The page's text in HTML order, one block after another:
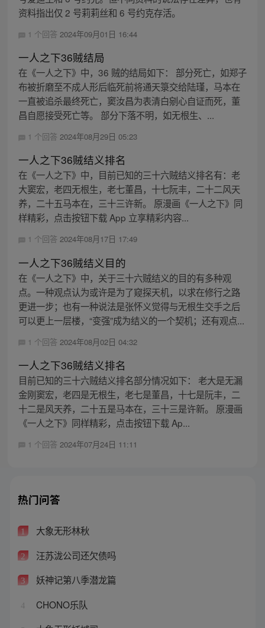
资料指出仅 2 号莉莉丝和 6 号约克存活。
1 个回答 2024年09月01日 16:44
一人之下36贼结局
在《一人之下》中，36 贼的结局如下： 部分死亡，如郑子
布被折磨至不成人形后临死前将通天箓交给陆瑾，马本在
一直被追杀最终死亡，窦汝昌为表清白剜心自证而死，董
昌自愿接受死亡等。 部分下落不明，如无根生、...
1 个回答 2024年08月29日 05:23
一人之下36贼结义排名
在《一人之下》中，目前已知的三十六贼结义排名有：老
大窦宏，老四无根生，老七董昌，十七阮丰，二十二风天
养，二十五马本在，三十三许新。 原漫画《一人之下》同
样精彩，点击按钮下载 App 立享精彩内容...
1 个回答 2024年08月17日 17:49
一人之下36贼结义目的
在《一人之下》中，关于三十六贼结义的目的有多种观
点。一种观点认为或许是为了窥探天机，以求在修行之路
更进一步；也有一种说法是张怀义觉得与无根生交手之后
可以更上一层楼，“变强”成为结义的一个契机；还有观点...
1 个回答 2024年08月02日 04:32
一人之下36贼结义排名
目前已知的三十六贼结义排名部分情况如下： 老大是无漏
金刚窦宏，老四是无根生，老七是董昌，十七是阮丰，二
十二是风天养，二十五是马本在，三十三是许新。 原漫画
《一人之下》同样精彩，点击按钮下载 Ap...
1 个回答 2024年07月24日 11:11
热门问答
1 大象无形林秋
2 汪苏泷公司还欠债吗
3 妖神记第八季潜龙篇
4 CHONO乐队